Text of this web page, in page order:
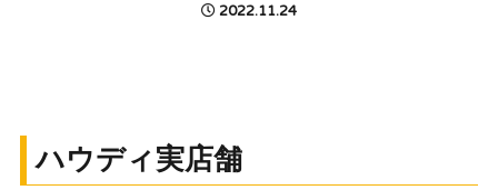
2022.11.24
ハウディ実店舗